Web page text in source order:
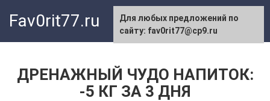
Fav0rit77.ru
ДРЕНАЖНЫЙ ЧУДО НАПИТОК:
-5 КГ ЗА 3 ДНЯ
Для любых предложений по
сайту: fav0rit77@cp9.ru